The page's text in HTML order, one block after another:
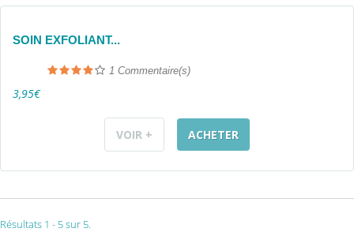
SOIN EXFOLIANT...
1 Commentaire(s)
3,95€
VOIR + ACHETER
Résultats 1 - 5 sur 5.